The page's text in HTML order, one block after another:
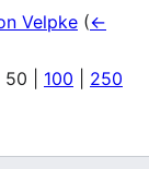
Velpke (←
50 100
250